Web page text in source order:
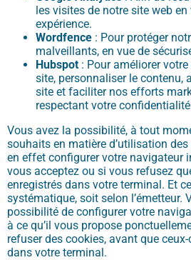
les visites de notre site web en
expérience.
Wordfence : Pour protéger
malveillants, en vue de
Hubspot : Pour améliorer
site, personnaliser le contenu,
site et faciliter nos efforts
respectant votre
Vous avez la possibilité, à tout
souhaits en matière d’utilisation
en effet configurer votre navigateur
vous acceptez ou si vous refusez
enregistrés dans votre terminal. Et
systématique, soit selon l’émetteur.
possibilité de configurer votre
à ce qu’il vous propose
refuser des cookies, avant que
dans votre terminal.